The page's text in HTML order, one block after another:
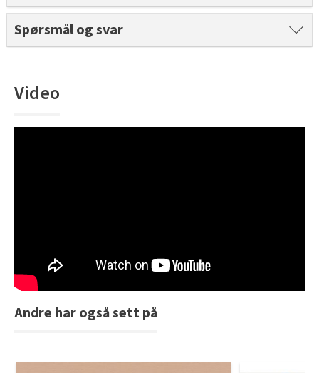
Bli inspirert av nye fargepaletter fra Årets Farge 2026!
Tarkett Shade Eik Soft Beige Parkett
Spørsmål og svar
Video
Andre har også sett på